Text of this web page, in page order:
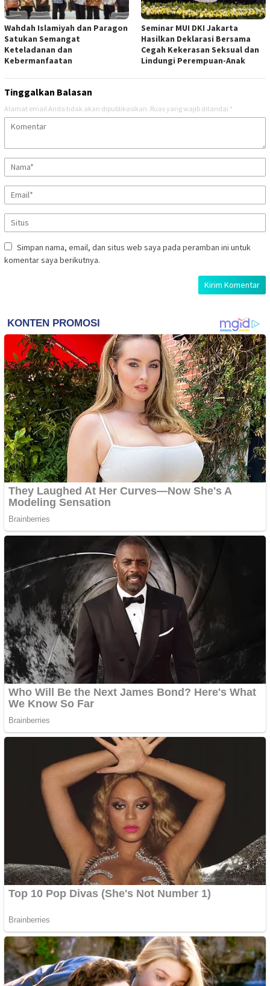
Wahdah Islamiyah dan Paragon
Satukan Semangat
Keteladanan dan
Kebermanfaatan
Seminar MUI DKI Jakarta
Hasilkan Deklarasi Bersama
Cegah Kekerasan Seksual dan
Lindungi Perempuan-Anak
Tinggalkan Balasan
Alamat email Anda tidak akan dipublikasikan. Ruas yang wajib ditandai *
Simpan nama, email, dan situs web saya pada peramban ini untuk
komentar saya berikutnya.